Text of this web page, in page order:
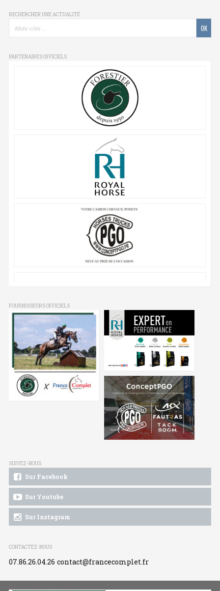
RECHERCHER UNE ACTUALITÉ
PARTENAIRES OFFICIELS
FOURNISSEURS OFFICIELS
SUIVEZ-NOUS
Sur Facebook
Sur Youtube
Sur Instagram
CONTACTEZ-NOUS
07.86.26.04.26 contact@francecomplet.fr